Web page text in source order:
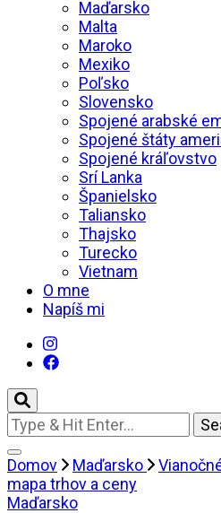
Maďarsko
Malta
Maroko
Mexiko
Poľsko
Slovensko
Spojené arabské
Spojené štáty
Spojené kráľovstvo
Srí Lanka
Španielsko
Taliansko
Thajsko
Turecko
Vietnam
O mne
Napíš mi
Looking
for
Something?
Domov Maďarsko
mapa trhov a ceny
Maďarsko